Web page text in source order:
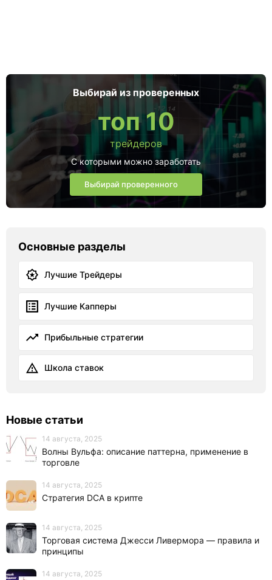
Выбирай из проверенных
топ 10
трейдеров
С которыми можно заработать
Выбирай проверенного
Основные разделы
Лучшие Трейдеры
Лучшие Капперы
Прибыльные стратегии
Школа ставок
Новые статьи
14 августа, 2025
Волны Вульфа: описание паттерна, применение в
торговле
14 августа, 2025
Стратегия DCA в крипте
14 августа, 2025
Торговая система Джесси Ливермора — правила и
принципы
14 августа, 2025